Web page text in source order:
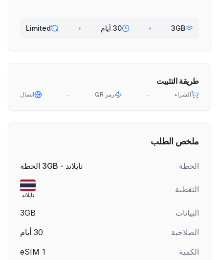
3GB
• 30 أيام •
Limited
طريقة التثبيت
الشراء → رمز QR → اتصال
ملخص الطلب
الخطة تايلاند - 3GB الخطة
التغطية
تايلاند
البيانات
3GB
الصلاحية
30 أيام
الكمية
1